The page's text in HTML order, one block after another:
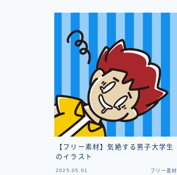
【フリー素材】気絶する男子大学生
のイラスト
2025.05.01 フリー素材